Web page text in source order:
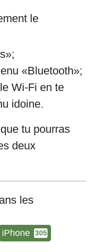
le
«Bluetooth»;
Wi-Fi en te
idoine.
tu pourras
deux
les
iPhone 305